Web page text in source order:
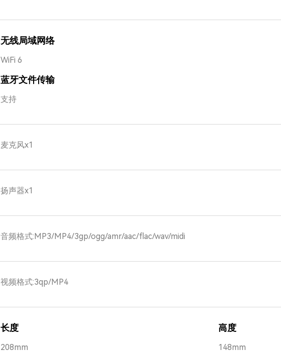
无线局域网络
WiFi 6
蓝牙文件传输
支持
麦克风x1
扬声器x1
音频格式:MP3/MP4/3gp/ogg/amr/aac/flac/wav/midi
视频格式:3qp/MP4
长度 高度
208mm 148mm